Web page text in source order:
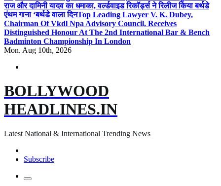
राज और दामिनी यादव का धमाका, वर्ल्डवाइड रिकॉर्ड्स ने रिलीज किया बर्थडे
एंथम गाना ‘बर्थडे वाला दिनTop Leading Lawyer V. K. Dubey,
Chairman Of Vkdl Npa Advisory Council, Receives
Distinguished Honour At The 2nd International Bar & Bench
Badminton Championship In London
Mon. Aug 10th, 2026
BOLLYWOOD
HEADLINES.IN
Latest National & International Trending News
Subscribe